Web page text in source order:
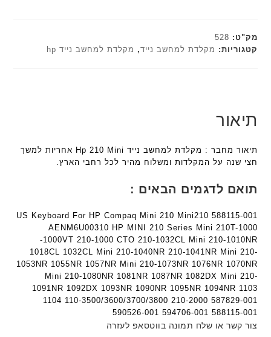
מק"ט: 528
קטגוריות: מקלדת למחשב נייד, מקלדת למחשב נייד hp
תיאור
תיאור מחבר : מקלדת למחשב נייד Hp 210 Mini אחריות למשך
חצי שנה על המקלדות ומשלוח מהיר לכל רחבי הארץ.
תואם לדגמים הבאים :
US Keyboard For HP Compaq Mini 210 Mini210 588115-001
AENM6U00310 HP MINI 210 Series Mini 210T-1000
-1000VT 210-1000 CTO 210-1032CL Mini 210-1010NR
1018CL 1032CL Mini 210-1040NR 210-1041NR Mini 210-
1053NR 1055NR 1057NR Mini 210-1073NR 1076NR 1070NR
Mini 210-1080NR 1081NR 1087NR 1082DX Mini 210-
1091NR 1092DX 1093NR 1090NR 1095NR 1094NR 1103
1104 110-3500/3600/3700/3800 210-2000 587829-001
590526-001 594706-001 588115-001
צור קשר או שלח תמונה בווטסאפ לעזרה